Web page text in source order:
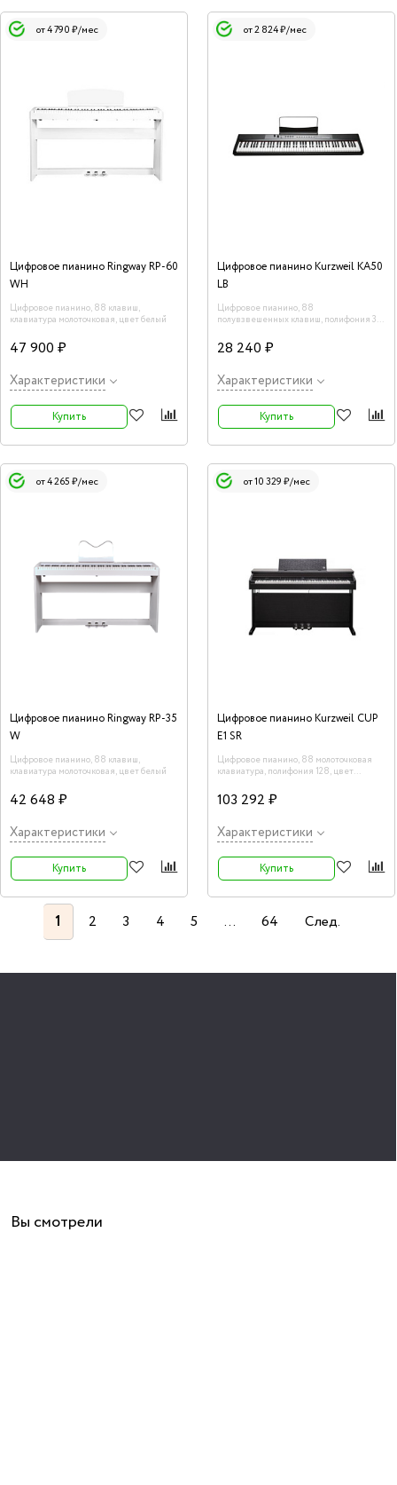
от 4 790 ₽/мес
Цифровое пианино Ringway RP-60
WH
Цифровое пианино, 88 клавиш,
клавиатура молоточковая, цвет белый
47 900 ₽
Характеристики
Купить
от 2 824 ₽/мес
Цифровое пианино Kurzweil KA50
LB
Цифровое пианино, 88
полувзвешенных клавиш, полифония 32,
28 240 ₽
Характеристики
Купить
от 4 265 ₽/мес
Цифровое пианино Ringway RP-35
W
Цифровое пианино, 88 клавиш,
клавиатура молоточковая, цвет белый
42 648 ₽
Характеристики
Купить
от 10 329 ₽/мес
Цифровое пианино Kurzweil CUP
E1 SR
Цифровое пианино, 88 молоточковая
клавиатура, полифония 128, цвет
103 292 ₽
Характеристики
Купить
1 2 3 4 5 ... 64 След.
Вы смотрели